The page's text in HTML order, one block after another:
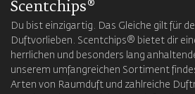
Scentchips®
Du bist einzigartig. Das Gleiche gilt für
Duftvorlieben. Scentchips® bietet dir
herrlichen und besonders lang
unserem umfangreichen Sortiment
Arten von Raumduft und zahlreiche